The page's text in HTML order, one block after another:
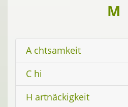
M
A chtsamkeit
C hi
H artnäckigkeit